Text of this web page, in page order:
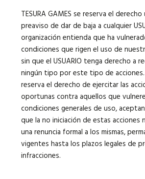
TESURA GAMES se reserva el
preaviso de dar de baja a cualquier
organización entienda que ha
condiciones que rigen el uso de
sin que el USUARIO tenga derecho a
ningún tipo por este tipo de acciones.
reserva el derecho de ejercitar las
oportunas contra aquellos que
condiciones generales de uso,
que la no iniciación de estas
una renuncia formal a los mismas,
vigentes hasta los plazos legales de
infracciones.